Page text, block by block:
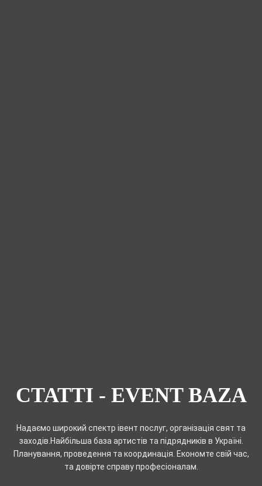
СТАТТІ - EVENT BAZA
Надаємо широкий спектр івент послуг, організація свят та
заходів.Найбільша база артистів та підрядників в Україні.
Планування, проведення та координація. Економте свій час,
та довірте справу професіоналам.